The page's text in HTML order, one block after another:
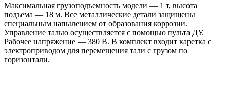
Максимальная грузоподъемность модели — 1 т, высота
подъема — 18 м. Все металлические детали защищены
специальным напылением от образования коррозии.
Управление талью осуществляется с помощью пульта ДУ.
Рабочее напряжение — 380 В. В комплект входит каретка с
электроприводом для перемещения тали с грузом по
горизонтали.